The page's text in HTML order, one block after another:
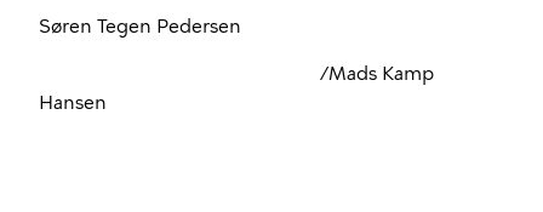
Søren Tegen Pedersen
/Mads Kamp
Hansen